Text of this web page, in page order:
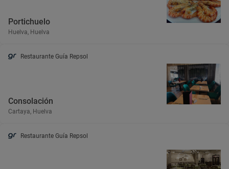
Portichuelo
Huelva, Huelva
Restaurante Guía Repsol
Consolación
Cartaya, Huelva
Restaurante Guía Repsol